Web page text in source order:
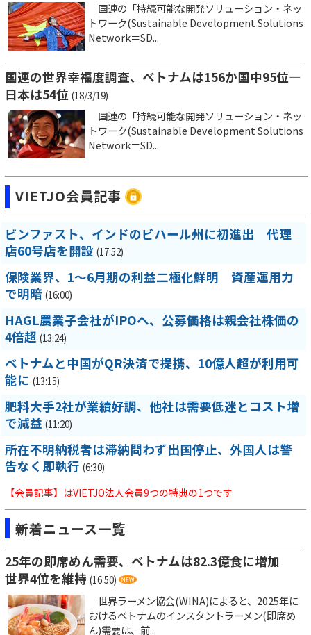
国連の「持続可能な開発ソリューション・ネッ
トワーク(Sustainable Development Solutions
Network＝SD...
国連の世界幸福度調査、ベトナムは156か国中95位―
日本は54位 (18/3/19)
国連の「持続可能な開発ソリューション・ネッ
トワーク(Sustainable Development Solutions
Network＝SD...
VIETJO会員記事
ビンファスト、インドのビハール州に初進出 代理
店60号店を開設 (17:52)
保険業界、1～6月期の利益二極化鮮明 資産運用力
で明暗 (16:00)
HAGL農業子会社がIPOへ、公募価格は親会社株価の
4倍超 (13:24)
ベトナムと中国がQR決済で提携、10億人超が利用可
能に (13:15)
肥料大手2社が業績好調、他社は需要低迷とコスト増
で減益 (11:20)
所在不明納税者は滞納問わず出国停止、外国人は警
告なく即執行 (6:30)
【会員記事】はVIETJO法人会員9つの特典の1つです
新着ニュース一覧
25年の即席めん需要、ベトナムは82.3億食に増加
世界4位を維持 (16:50)
世界ラーメン協会(WINA)によると、2025年に
おけるベトナムのインスタントラーメン(即席め
ん)需要は、前...